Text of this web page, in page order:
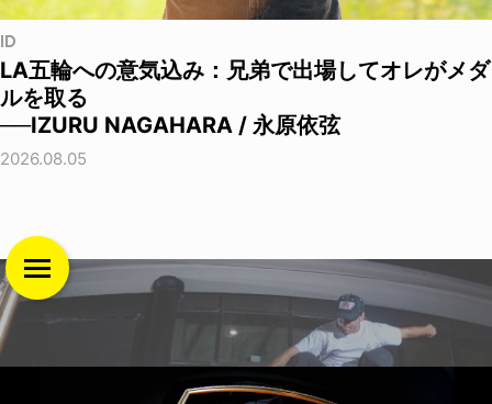
ID
LA五輪への意気込み：兄弟で出場してオレがメダ
ルを取る
──IZURU NAGAHARA / 永原依弦
2026.08.05